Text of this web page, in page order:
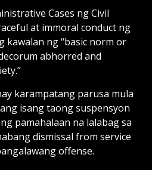
Cases ng Civil
at immoral conduct ng
kawalan ng “basic norm or
abhorred and
karampatang parusa mula
isang taong suspensyon
pamahalaan na lalabag sa
dismissal from service
offense.